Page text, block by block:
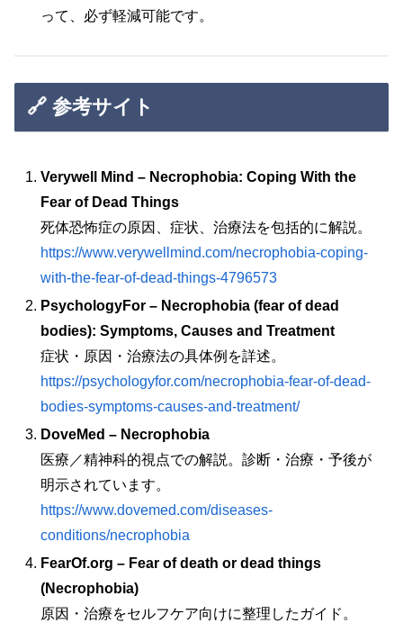
って、必ず軽減可能です。
🔗 参考サイト
Verywell Mind – Necrophobia: Coping With the
Fear of Dead Things
死体恐怖症の原因、症状、治療法を包括的に解説。
https://www.verywellmind.com/necrophobia-coping-
with-the-fear-of-dead-things-4796573
PsychologyFor – Necrophobia (fear of dead
bodies): Symptoms, Causes and Treatment
症状・原因・治療法の具体例を詳述。
https://psychologyfor.com/necrophobia-fear-of-dead-
bodies-symptoms-causes-and-treatment/
DoveMed – Necrophobia
医療／精神科的視点での解説。診断・治療・予後が
明示されています。
https://www.dovemed.com/diseases-
conditions/necrophobia
FearOf.org – Fear of death or dead things
(Necrophobia)
原因・治療をセルフケア向けに整理したガイド。